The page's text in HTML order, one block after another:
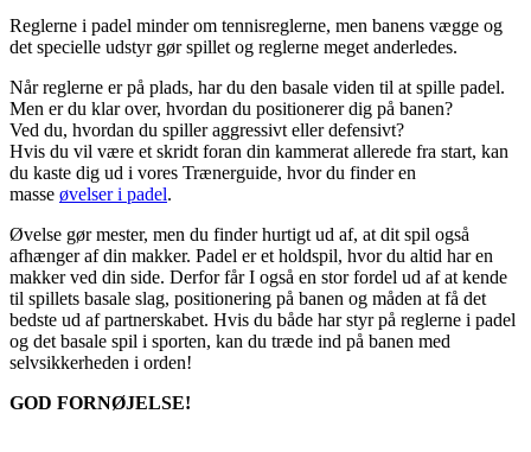
Reglerne i padel minder om tennisreglerne, men banens vægge og
det specielle udstyr gør spillet og reglerne meget anderledes.
Når reglerne er på plads, har du den basale viden til at spille padel.
Men er du klar over, hvordan du positionerer dig på banen?
Ved du, hvordan du spiller aggressivt eller defensivt?
Hvis du vil være et skridt foran din kammerat allerede fra start, kan
du kaste dig ud i vores Trænerguide, hvor du finder en
masse øvelser i padel.
Øvelse gør mester, men du finder hurtigt ud af, at dit spil også
afhænger af din makker. Padel er et holdspil, hvor du altid har en
makker ved din side. Derfor får I også en stor fordel ud af at kende
til spillets basale slag, positionering på banen og måden at få det
bedste ud af partnerskabet. Hvis du både har styr på reglerne i padel
og det basale spil i sporten, kan du træde ind på banen med
selvsikkerheden i orden!
GOD FORNØJELSE!